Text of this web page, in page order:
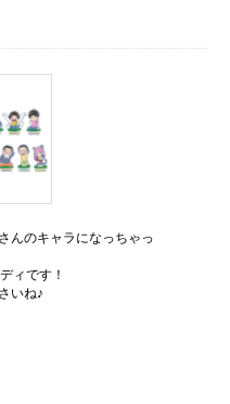
んのキャラになっちゃっ
ィです！
いね♪